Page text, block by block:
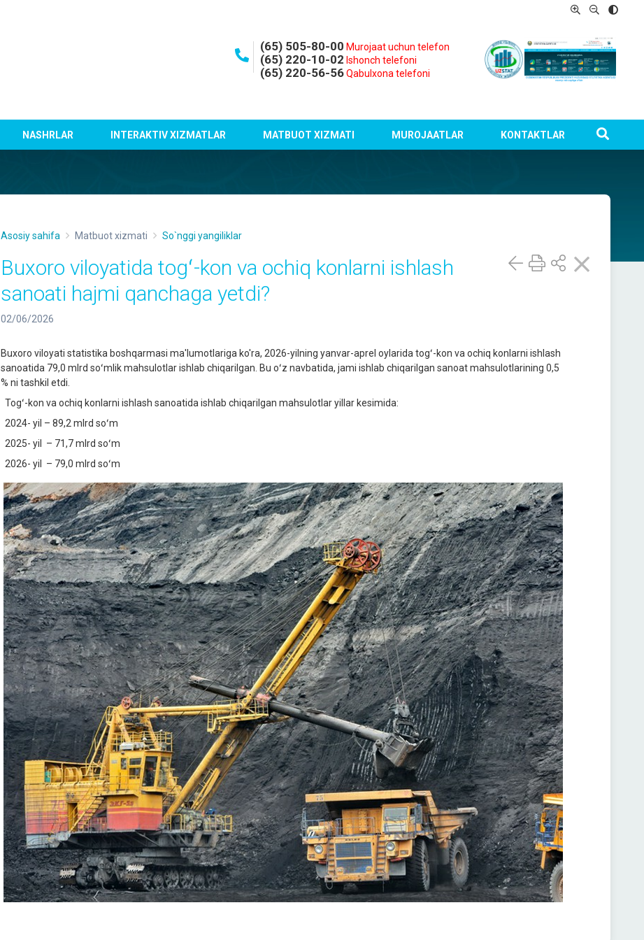
(65) 505-80-00 Murojaat uchun telefon
(65) 220-10-02 Ishonch telefoni
(65) 220-56-56 Qabulxona telefoni
NASHRLAR INTERAKTIV XIZMATLAR MATBUOT XIZMATI MUROJAATLAR KONTAKTLAR
Asosiy sahifa Matbuot xizmati So`nggi yangiliklar
Buxoro viloyatida togʻ-kon va ochiq konlarni ishlash
sanoati hajmi qanchaga yetdi?
02/06/2026
Buxoro viloyati statistika boshqarmasi ma'lumotlariga ko'ra, 2026-yilning yanvar-aprel oylarida togʻ-kon va ochiq konlarni ishlash
sanoatida 79,0 mlrd soʻmlik mahsulotlar ishlab chiqarilgan. Bu oʻz navbatida, jami ishlab chiqarilgan sanoat mahsulotlarining 0,5
% ni tashkil etdi.
Togʻ-kon va ochiq konlarni ishlash sanoatida ishlab chiqarilgan mahsulotlar yillar kesimida:
2024- yil – 89,2 mlrd soʻm
2025- yil – 71,7 mlrd soʻm
2026- yil – 79,0 mlrd soʻm